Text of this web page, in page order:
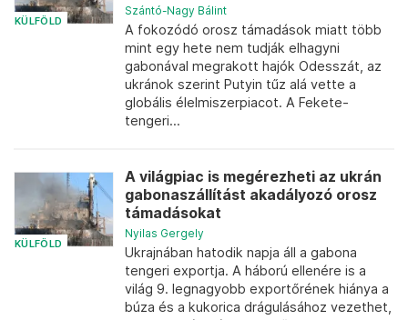
KÜLFÖLD
Szántó-Nagy Bálint
A fokozódó orosz támadások miatt több
mint egy hete nem tudják elhagyni
gabonával megrakott hajók Odesszát, az
ukránok szerint Putyin tűz alá vette a
globális élelmiszerpiacot. A Fekete-
tengeri...
KÜLFÖLD
A világpiac is megérezheti az ukrán
gabonaszállítást akadályozó orosz
támadásokat
Nyilas Gergely
Ukrajnában hatodik napja áll a gabona
tengeri exportja. A háború ellenére is a
világ 9. legnagyobb exportőrének hiánya a
búza és a kukorica drágulásához vezethet,